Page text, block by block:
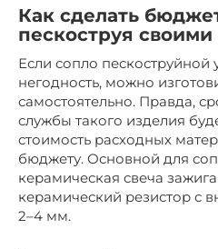
Как сделать
пескоструя
Если сопло пескоструйной
негодность, можно
самостоятельно. Правда,
службы такого изделия
стоимость расходных
бюджету. Основной для
керамическая свеча
керамический резистор с
2–4 мм.